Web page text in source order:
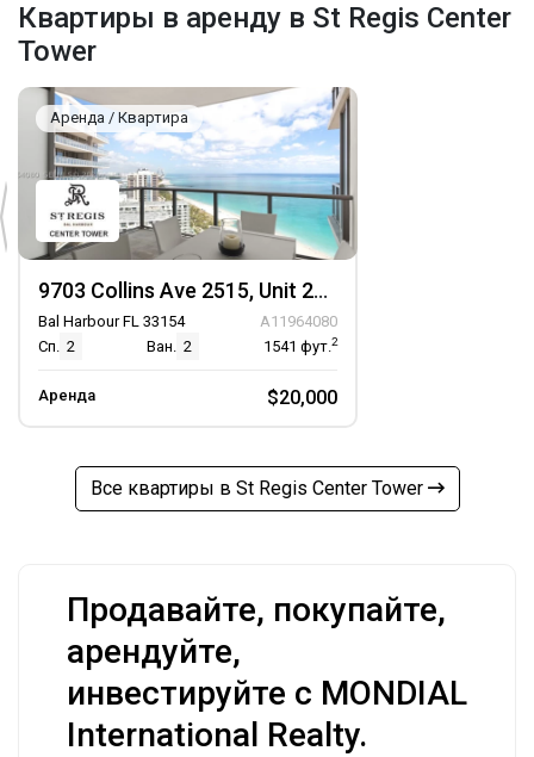
Квартиры в аренду в St Regis Center
Tower
Аренда / Квартира
9703 Collins Ave 2515, Unit 2515
Bal Harbour FL 33154
A11964080
Сп. 2 Ван. 2 1541 фут.2
Аренда $20,000
Все квартиры в St Regis Center Tower
Продавайте, покупайте,
арендуйте,
инвестируйте с MONDIAL
International Realty.